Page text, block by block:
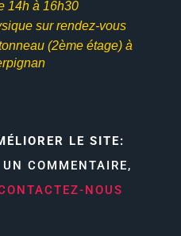
14h à 16h30
sur rendez-vous
(2ème étage) à
LE SITE:
COMMENTAIRE,
NOUS